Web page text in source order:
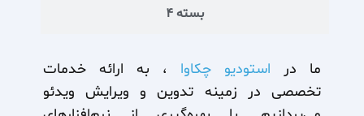
بسته 4
ما در استودیو چکاوا ، به ارائه خدمات
تخصصی در زمینه تدوین و ویرایش ویدئو